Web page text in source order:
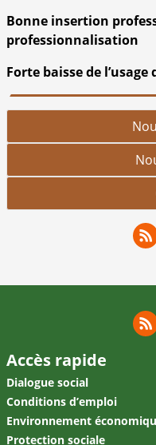
Bonne insertion
professionnalisation
Forte baisse de l’usage
Accès rapide
Dialogue social
Conditions d’emploi
Environnement
Protection sociale